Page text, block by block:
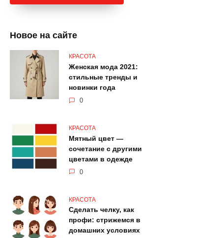
Новое на сайте
КРАСОТА
Женская мода 2021:
стильные тренды и
новинки года
0
КРАСОТА
Мятный цвет —
сочетание с другими
цветами в одежде
0
КРАСОТА
Сделать челку, как
профи: стрижемся в
домашних условиях